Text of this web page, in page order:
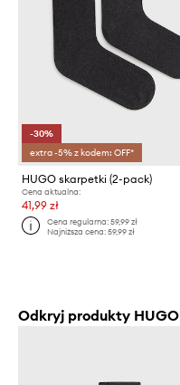
-30%
extra -5% z kodem: OFF*
HUGO skarpetki (2-pack)
Cena aktualna:
41,99 zł
Cena regularna:59,99 zł
Najniższa cena:59,99 zł
Odkryj produkty HUGO